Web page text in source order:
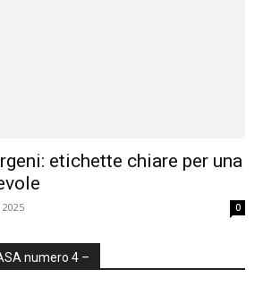
etichette chiare per una
0
numero 4 –